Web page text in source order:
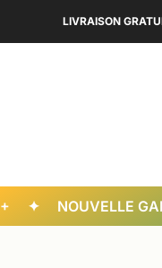
LIVRAISON
NOUVELLE